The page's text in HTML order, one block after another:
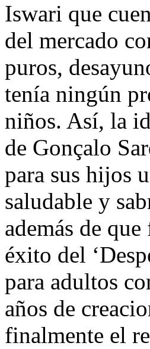
Iswari que
del mercado
puros,
tenía ningún
niños. Así, la
de Gonçalo
para sus hijos
saludable y
además de
éxito del
para adultos
años de
finalmente el